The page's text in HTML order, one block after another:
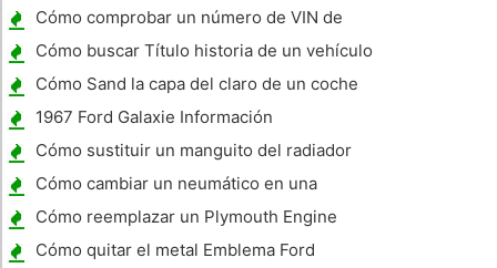
acondicionado en un 2002 Toyota Avalon
Cómo comprobar un número de VIN de
recuerda
Cómo buscar Título historia de un vehículo
por Nombre
Cómo Sand la capa del claro de un coche
1967 Ford Galaxie Información
Cómo sustituir un manguito del radiador
Jeep
Cómo cambiar un neumático en una
Chevrolet Express Van
Cómo reemplazar un Plymouth Engine
Mount
Cómo quitar el metal Emblema Ford